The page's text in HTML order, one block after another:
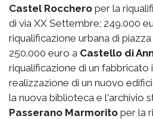
Castel Rocchero per la
di via XX Settembre; 249.000
riqualificazione urbana di
250.000 euro a Castello di
riqualificazione di un fabbricato
realizzazione di un nuovo
la nuova biblioteca e l'archivio
Passerano Marmorito per la